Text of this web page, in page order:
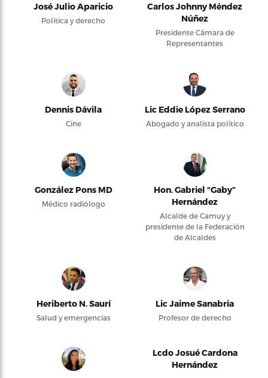
José Julio Aparicio
Política y derecho
Carlos Johnny Méndez
Núñez
Presidente Cámara de
Representantes
Dennis Dávila
Cine
Lic Eddie López Serrano
Abogado y analista político
González Pons MD
Médico radiólogo
Hon. Gabriel “Gaby”
Hernández
Alcalde de Camuy y
presidente de la Federación
de Alcaldes
Heriberto N. Saurí
Salud y emergencias
Lic Jaime Sanabria
Profesor de derecho
Lcdo Josué Cardona
Hernández